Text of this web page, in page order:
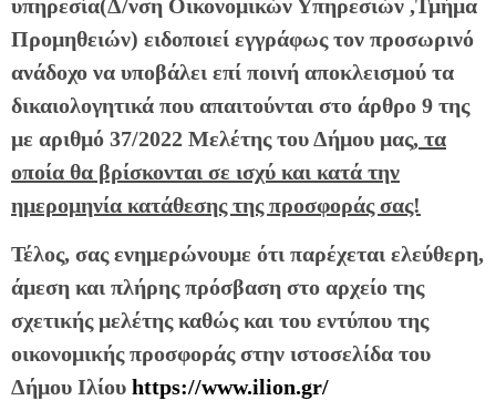
υπηρεσία(Δ/νση Οικονομικών Υπηρεσιών ,Τμήμα
Προμηθειών) ειδοποιεί εγγράφως τον προσωρινό
ανάδοχο να υποβάλει επί ποινή αποκλεισμού τα
δικαιολογητικά που απαιτούνται στο άρθρο 9 της
με αριθμό 37/2022 Μελέτης του Δήμου μας, τα
οποία θα βρίσκονται σε ισχύ και κατά την
ημερομηνία κατάθεσης της προσφοράς σας!
Τέλος, σας ενημερώνουμε ότι παρέχεται ελεύθερη,
άμεση και πλήρης πρόσβαση στο αρχείο της
σχετικής μελέτης καθώς και του εντύπου της
οικονομικής προσφοράς στην ιστοσελίδα του
Δήμου Ιλίου https://www.ilion.gr/